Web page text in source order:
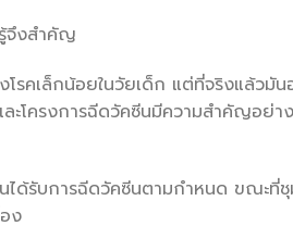
จึงสำคัญ
โรคเล็กน้อยในวัยเด็ก แต่ที่จริงแล้ว
ละโครงการฉีดวัคซีนมีความสำคัญอ
ได้รับการฉีดวัคซีนตามกำหนด ขณะที่
ง